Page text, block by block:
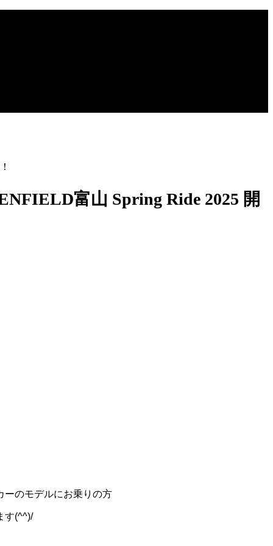
富山 Spring Ride 2025 開
ーのモデルにお乗りの方
す(^^)/